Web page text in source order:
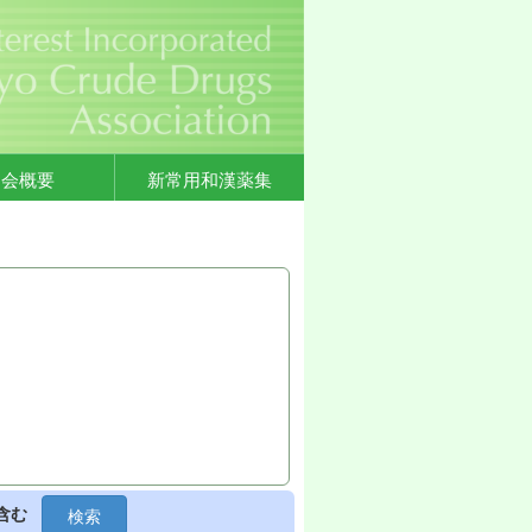
概要 新常用和漢薬集
む 検索